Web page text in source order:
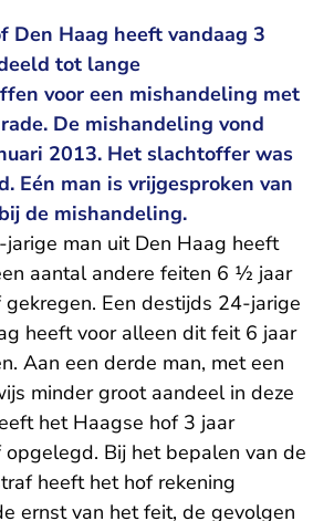
Den Haag heeft vandaag 3
tot lange
voor een mishandeling met
De mishandeling vond
2013. Het slachtoffer was
Eén man is vrijgesproken van
de mishandeling.
man uit Den Haag heeft
aantal andere feiten 6 ½ jaar
Een destijds 24-jarige
heeft voor alleen dit feit 6 jaar
Aan een derde man, met een
minder groot aandeel in deze
het Haagse hof 3 jaar
Bij het bepalen van de
heeft het hof rekening
ernst van het feit, de gevolgen